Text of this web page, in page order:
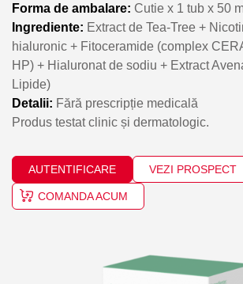
Forma de ambalare: Cutie x 1 tub x 50
Ingrediente: Extract de Tea-Tree +
hialuronic + Fitoceramide (complex
HP) + Hialuronat de sodiu + Extract
Lipide)
Detalii: Fără prescripție medicală
Produs testat clinic și dermatologic.
AUTENTIFICARE VEZI PROSPECT
COMANDA ACUM